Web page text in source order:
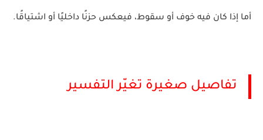
أما إذا كان فيه خوف أو سقوط، فيعكس حزنًا داخليًا أو اشتياقًا.
تفاصيل صغيرة تغيّر التفسير